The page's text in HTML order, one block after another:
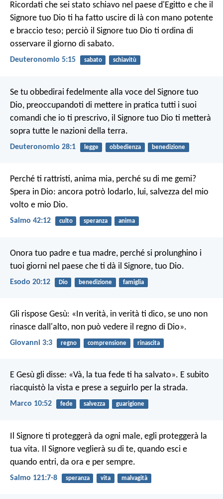
Ricordati che sei stato schiavo nel paese d'Egitto e che il
Signore tuo Dio ti ha fatto uscire di là con mano potente
e braccio teso; perciò il Signore tuo Dio ti ordina di
osservare il giorno di sabato.
Deuteronomio 5:15 sabato schiavitù
Se tu obbedirai fedelmente alla voce del Signore tuo
Dio, preoccupandoti di mettere in pratica tutti i suoi
comandi che io ti prescrivo, il Signore tuo Dio ti metterà
sopra tutte le nazioni della terra.
Deuteronomio 28:1 legge obbedienza benedizione
Perché ti rattristi, anima mia, perché su di me gemi?
Spera in Dio: ancora potrò lodarlo, lui, salvezza del mio
volto e mio Dio.
Salmo 42:12 culto speranza anima
Onora tuo padre e tua madre, perché si prolunghino i
tuoi giorni nel paese che ti dà il Signore, tuo Dio.
Esodo 20:12 Dio benedizione famiglia
Gli rispose Gesù: «In verità, in verità ti dico, se uno non
rinasce dall'alto, non può vedere il regno di Dio».
Giovanni 3:3 regno comprensione rinascita
E Gesù gli disse: «Và, la tua fede ti ha salvato». E subito
riacquistò la vista e prese a seguirlo per la strada.
Marco 10:52 fede salvezza guarigione
Il Signore ti proteggerà da ogni male, egli proteggerà la
tua vita. Il Signore veglierà su di te, quando esci e
quando entri, da ora e per sempre.
Salmo 121:7-8 speranza vita malvagità